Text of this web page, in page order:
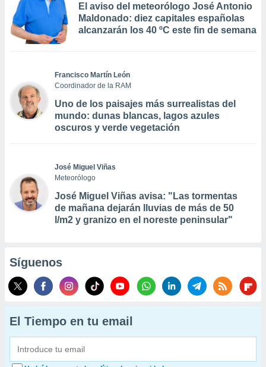
El aviso del meteorólogo José Antonio
Maldonado: diez capitales españolas
alcanzarán los 40 ºC este fin de semana
Francisco Martín León
Coordinador de la RAM
Uno de los paisajes más surrealistas del
mundo: dunas blancas, lagos azules
oscuros y verde vegetación
José Miguel Viñas
Meteorólogo
José Miguel Viñas avisa: "Las tormentas
de mañana dejarán lluvias de más de 50
l/m2 y granizo en el noreste peninsular"
Síguenos
El Tiempo en tu email